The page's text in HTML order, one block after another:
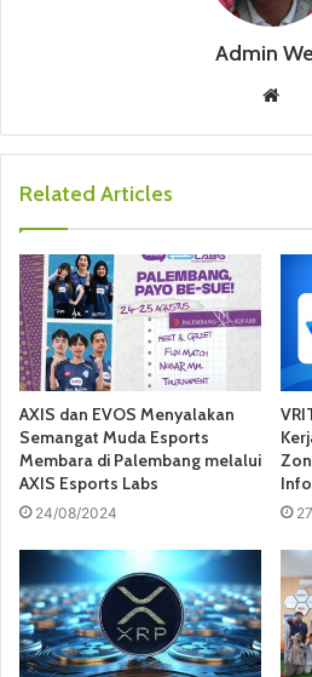
Admin
b
Related Articles
AXIS dan EVOS Menyalakan
Semangat Muda Esports
Membara di Palembang melalui
AXIS Esports Labs
24/08/2024